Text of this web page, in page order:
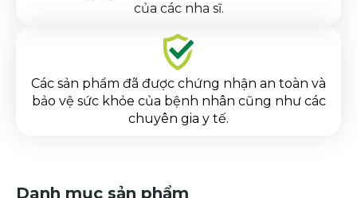
của các nha sĩ.
Các sản phẩm đã được chứng nhận an toàn và
bảo vệ sức khỏe của bệnh nhân cũng như các
chuyên gia y tế.
Danh mục sản phẩm